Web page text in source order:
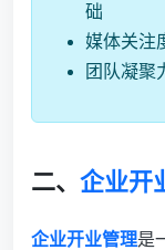
础
媒体关注
团队凝聚
二、 企业开
企业开业管理是